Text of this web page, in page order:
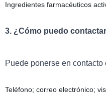
Ingredientes farmacéuticos
3. ¿Cómo puedo
Puede ponerse en
Teléfono; correo electrónico;